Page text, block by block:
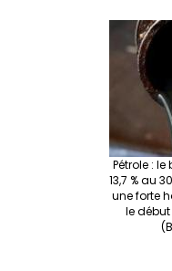
Pétrole :
13,7 % au
une forte
le début